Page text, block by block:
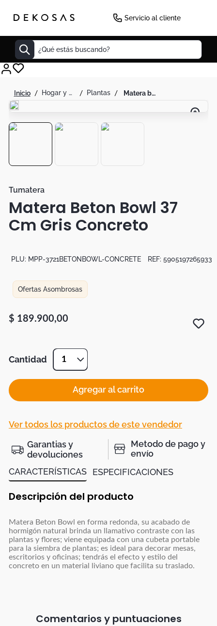
Servicio al cliente
¿Qué estás buscando?
hogar y decoración plantas matera beton bowl 37 cm gris concreto
Tumatera
Matera Beton Bowl 37
Cm Gris Concreto
PLU: MPP-3721BETONBOWL-CONCRETE REF: 5905197265933
Ofertas Asombrosas
$ 189.900,00
Cantidad 1
Agregar al carrito
Ver todos los productos de este vendedor
Garantias y
devoluciones
Metodo de pago y
envío
CARACTERÍSTICAS
ESPECIFICACIONES
Descripción del producto
Matera Beton Bowl en forma redonda, su acabado de
hormigón natural brinda un llamativo contraste con las
plantas y flores; viene equipada con una cubeta portable
para la siembra de plantas; es ideal para decorar mesas,
escritorios y oficinas; tendrás el efecto y estilo del
concreto en un material liviano que facilita su traslado.
Comentarios
Decoracion
Cuadro
Sillas
Duvet
Botas